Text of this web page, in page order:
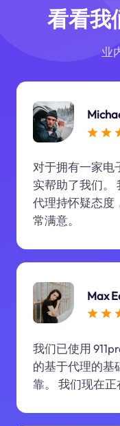
看看我
业
对于拥有一家电
实帮助了我们。
代理持怀疑态度
常满意。
Max
我们已使用
的基于代理的基
靠。 我们现在正